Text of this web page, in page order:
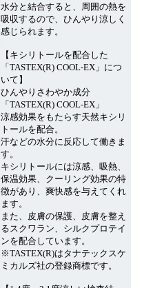
水分と結合すると、周囲の熱を
吸収するので、ひんやり涼しく
感じられます。
【キシリトールを配合した
「TASTEX(R) COOL-EX」につ
いて】
ひんやりさわやか成分
「TASTEX(R) COOL-EX」
涼感効果をもたらす天然キシリ
トールを配合。
汗などの水分に反応して働きま
す。
キシリトールには涼感、吸熱、
保温効果、クーリング効果の特
徴があり、爽快感を与えてくれ
ます。
また、皮膚の保護、皮膚を整え
るスクワラン、シルクプロテイ
ンを配合しています。
※TASTEX(R)はタナテックスケ
ミカルズ社の登録商標です。